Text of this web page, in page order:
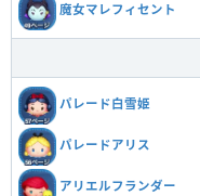
魔女マレフィセント
パレード白雪姫
パレードアリス
アリエルフランダー